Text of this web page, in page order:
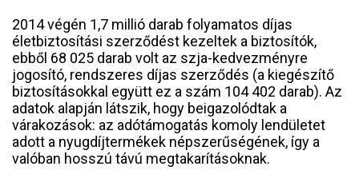
2014 végén 1,7 millió darab folyamatos díjas
életbiztosítási szerződést kezeltek a biztosítók,
ebből 68 025 darab volt az szja-kedvezményre
jogosító, rendszeres díjas szerződés (a kiegészítő
biztosításokkal együtt ez a szám 104 402 darab). Az
adatok alapján látszik, hogy beigazolódtak a
várakozások: az adótámogatás komoly lendületet
adott a nyugdíjtermékek népszerűségének, így a
valóban hosszú távú megtakarításoknak.